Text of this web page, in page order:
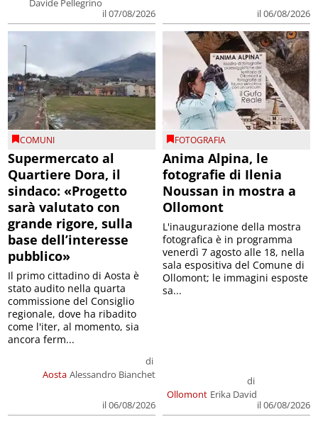
Davide Pellegrino
il 07/08/2026
il 06/08/2026
COMUNI
Supermercato al
Quartiere Dora, il
sindaco: «Progetto
sarà valutato con
grande rigore, sulla
base dell’interesse
pubblico»
Aosta
di
Alessandro Bianchet
il 06/08/2026
Il primo cittadino di Aosta è
stato audito nella quarta
commissione del Consiglio
regionale, dove ha ribadito
come l'iter, al momento, sia
ancora ferm...
FOTOGRAFIA
Anima Alpina, le
fotografie di Ilenia
Noussan in mostra a
Ollomont
Ollomont
di
Erika David
il 06/08/2026
L'inaugurazione della mostra
fotografica è in programma
venerdì 7 agosto alle 18, nella
sala espositiva del Comune di
Ollomont; le immagini esposte
sa...